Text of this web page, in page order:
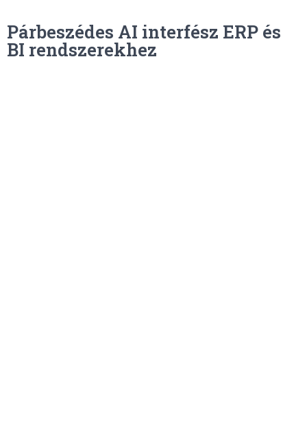
Párbeszédes AI interfész ERP és
BI rendszerekhez